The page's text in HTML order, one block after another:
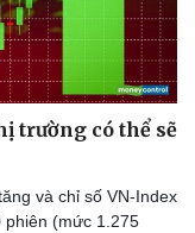
trường có thể sẽ
và chỉ số VN-Index
(mức 1.275